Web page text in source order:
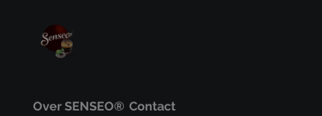
Over SENSEO® Contact